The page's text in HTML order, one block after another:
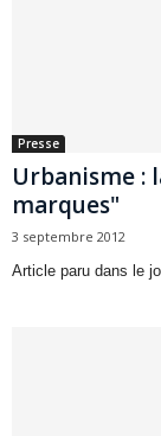
Presse
Urbanisme :
marques"
3 septembre 2012
Article paru dans le